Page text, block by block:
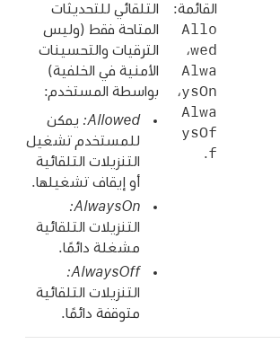
القائمة:
‏Allo
wed،
‏Alwa
ysOn‏،
Alwa
ysOf
f
التلقائي للتحديثات
المتاحة فقط (وليس
الترقيات والتحسينات
الأمنية في الخلفية)
بواسطة المستخدم:
‏Allowed:
يمكن
للمستخدم تشغيل
التنزيلات التلقائية
أو إيقاف تشغيلها.
‏AlwaysOn:
التنزيلات التلقائية
مشغلة دائمًا.
‏AlwaysOff:
التنزيلات التلقائية
متوقفة دائمًا.